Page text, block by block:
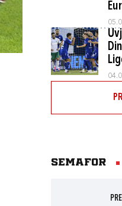
Semafor